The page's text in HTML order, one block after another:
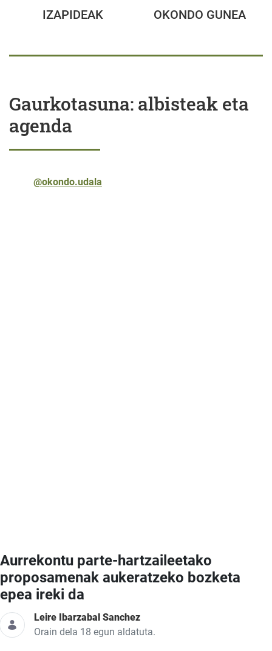
IZAPIDEAK OKONDO GUNEA
Gaurkotasuna: albisteak eta
agenda
@okondo.udala
Aurrekontu parte-hartzaileetako
proposamenak aukeratzeko bozketa
epea ireki da
Leire Ibarzabal Sanchez
Orain dela 18 egun aldatuta.